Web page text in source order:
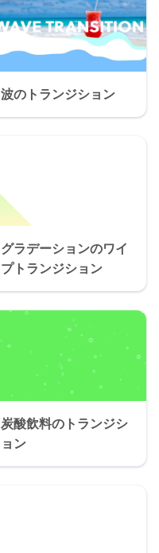
波のトランジション
グラデーションのワイ
プトランジション
炭酸飲料のトランジシ
ョン